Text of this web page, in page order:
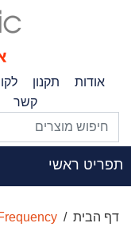
אודות תקנון
קשר
תפריט ראשי
דף הבית